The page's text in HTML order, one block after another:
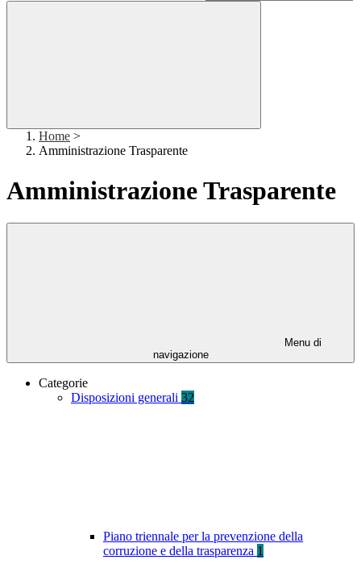
Home >
Amministrazione Trasparente
Amministrazione Trasparente
Menu di
navigazione
Categorie
Disposizioni generali 32
Piano triennale per la prevenzione della
corruzione e della trasparenza 1